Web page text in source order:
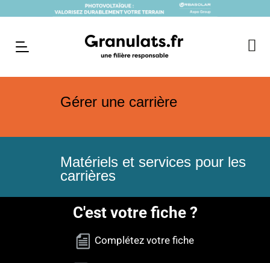
Gérer une carrière
Matériels et services pour les
carrières
C'est votre fiche ?
Complétez votre fiche